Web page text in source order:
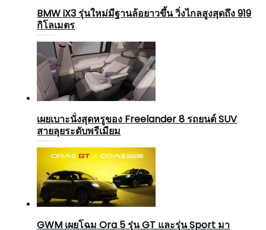
BMW iX3 รุ่นใหม่มีฐานล้อยาวขึ้น วิ่งไกลสูงสุดถึง 919
กิโลเมตร
เผยเบาะนั่งสุดหรูของ Freelander 8 รถยนต์ SUV
สายลุยระดับพรีเมียม
GWM เผยโฉม Ora 5 รุ่น GT และรุ่น Sport มา